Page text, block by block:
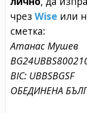
чрез Wise или
сметка:
Атанас Мушев
BIC: UBBSBGSF
ОБЕДИНЕНА